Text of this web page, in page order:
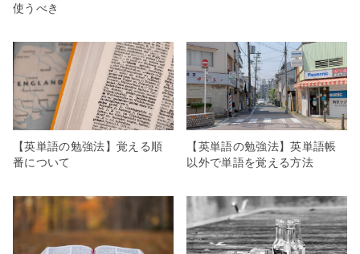
使うべき
【英単語の勉強法】覚える順
番について
【英単語の勉強法】英単語帳
以外で単語を覚える方法